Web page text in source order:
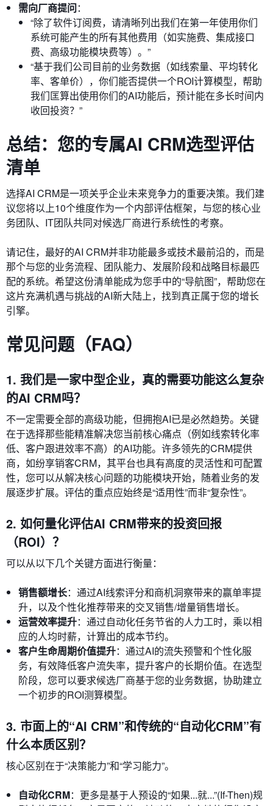
需向厂商提问：
“除了软件订阅费，请清晰列出我们在第一年使用你们
系统可能产生的所有其他费用（如实施费、集成接口
费、高级功能模块费等）。”
“基于我们公司目前的业务数据（如线索量、平均转化
率、客单价），你们能否提供一个ROI计算模型，帮助
我们匡算出使用你们的AI功能后，预计能在多长时间内
收回投资？”
总结：您的专属AI CRM选型评估
清单
选择AI CRM是一项关乎企业未来竞争力的重要决策。我们建
议您将以上10个维度作为一个内部评估框架，与您的核心业
务团队、IT团队共同对候选厂商进行系统性的考察。
请记住，最好的AI CRM并非功能最多或技术最前沿的，而是
那个与您的业务流程、团队能力、发展阶段和战略目标最匹
配的系统。希望这份清单能成为您手中的“导航图”，帮助您在
这片充满机遇与挑战的AI新大陆上，找到真正属于您的增长
引擎。
常见问题（FAQ）
1. 我们是一家中型企业，真的需要功能这么复杂
的AI CRM吗？
不一定需要全部的高级功能，但拥抱AI已是必然趋势。关键
在于选择那些能精准解决您当前核心痛点（例如线索转化率
低、客户跟进效率不高）的AI功能。许多领先的CRM提供
商，如纷享销客CRM，其平台也具有高度的灵活性和可配置
性，您可以从解决核心问题的功能模块开始，随着业务的发
展逐步扩展。评估的重点应始终是“适用性”而非“复杂性”。
2. 如何量化评估AI CRM带来的投资回报
（ROI）？
可以从以下几个关键方面进行衡量：
销售额增长：通过AI线索评分和商机洞察带来的赢单率提
升，以及个性化推荐带来的交叉销售/增量销售增长。
运营效率提升：通过自动化任务节省的人力工时，乘以相
应的人均时薪，计算出的成本节约。
客户生命周期价值提升：通过AI的流失预警和个性化服
务，有效降低客户流失率，提升客户的长期价值。在选型
阶段，您可以要求候选厂商基于您的业务数据，协助建立
一个初步的ROI测算模型。
3. 市面上的“AI CRM”和传统的“自动化CRM”有
什么本质区别？
核心区别在于“决策能力”和“学习能力”。
自动化CRM：更多是基于人预设的“如果...就...”(If-Then)规